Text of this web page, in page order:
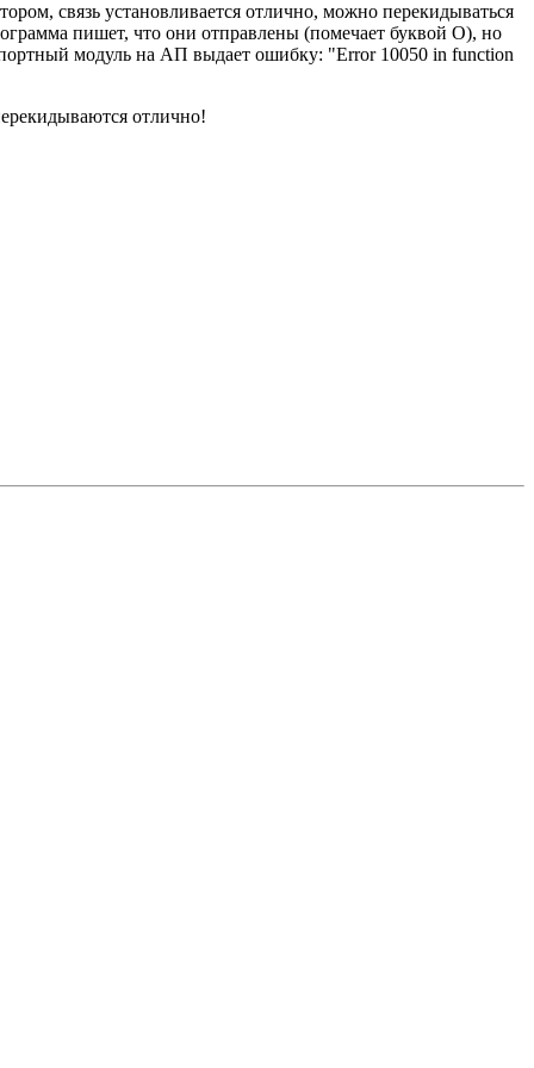
связь установливается отлично, можно перекидываться
пишет, что они отправлены (помечает буквой О), но
модуль на АП выдает ошибку: "Error 10050 in function
отлично!